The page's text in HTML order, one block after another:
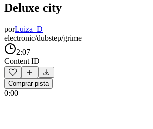
Deluxe city
porLuiza_D
electronic/dubstep/grime
2:07
Content ID
Comprar pista
0:00